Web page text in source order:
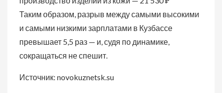
Таким образом, разрыв между самыми высокими
и самыми низкими зарплатами в Кузбассе
превышает 5,5 раз — и, судя по динамике,
сокращаться не спешит.
Источник: novokuznetsk.su